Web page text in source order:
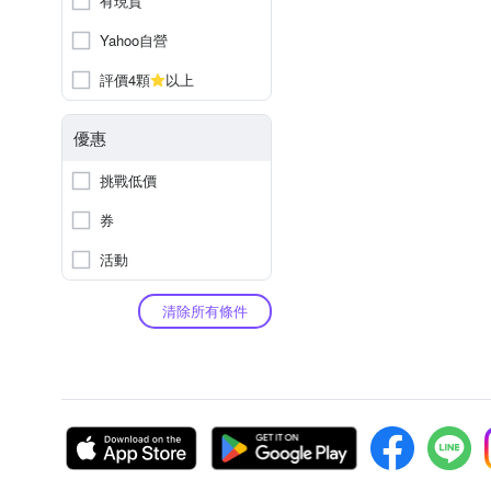
Yahoo自營
評價4顆
以上
優惠
挑戰低價
券
活動
清除所有條件